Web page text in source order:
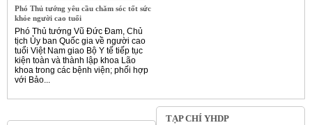
Phó Thủ tướng yêu cầu chăm sóc tốt sức
khỏe người cao tuổi
Phó Thủ tướng Vũ Đức Đam, Chủ
tịch Ủy ban Quốc gia về người cao
tuổi Việt Nam giao Bộ Y tế tiếp tục
kiện toàn và thành lập khoa Lão
khoa trong các bệnh viện; phối hợp
với Bảo...
TẠP CHÍ YHDP